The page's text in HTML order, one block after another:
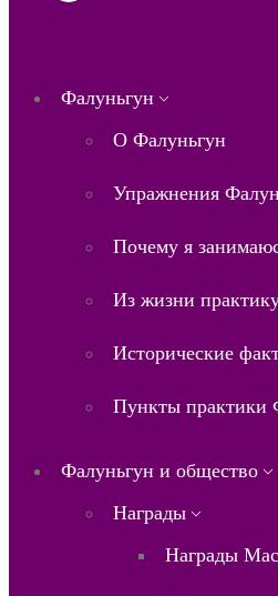
Фалуньгун
О Фалуньгун
Упражнения
Почему я
Из жизни
Исторические
Пункты практики
Фалуньгун и общество
Награды
Награды